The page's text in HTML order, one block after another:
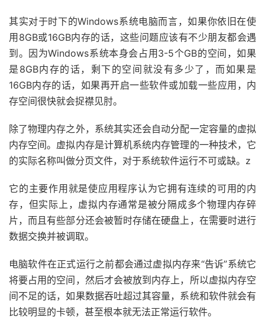
其实对于时下的Windows系统电脑而言，如果你依旧在使
用8GB或16GB内存的话，这些问题应该有不少朋友都会遇
到。因为Windows系统本身会占用3-5个GB的空间，如果
是8GB内存的话，剩下的空间就没有多少了，而如果是
16GB内存的话，如果再开启一些软件或加载一些应用，内
存空间很快就会捉襟见肘。
除了物理内存之外，系统其实还会自动分配一定容量的虚拟
内存空间。虚拟内存是计算机系统内存管理的一种技术，它
的实际名称叫做分页文件，对于系统软件运行不可或缺。z
它的主要作用就是使应用程序认为它拥有连续的可用的内
存，但实际上，虚拟内存通常是被分隔成多个物理内存碎
片，而且有些部分还会被暂时存储在硬盘上，在需要时进行
数据交换并被调取。
电脑软件在正式运行之前都会通过虚拟内存来“告诉”系统它
将要占用的空间，然后才会被放到内存上，所以虚拟内存空
间不足的话，如果数据吞吐超过其容量，系统和软件就会有
比较明显的卡顿，甚至根本就无法正常运行软件。